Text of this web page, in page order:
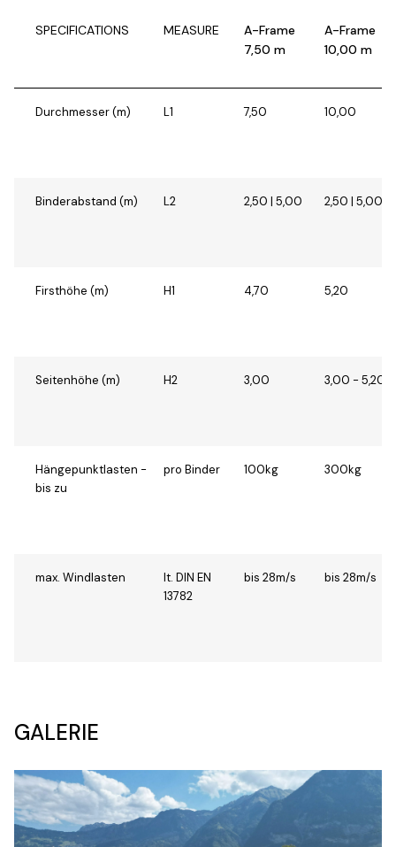
SPECIFICATIONS MEASURE
A-Frame
7,50 m
A-Frame
10,00 m
Durchmesser (m) L1 7,50 10,00
Binderabstand (m) L2 2,50 | 5,00 2,50 | 5,00
Firsthöhe (m) H1 4,70 5,20
Seitenhöhe (m) H2 3,00 3,00 - 5,20
Hängepunktlasten -
bis zu
pro Binder 100kg 300kg
max. Windlasten
lt. DIN EN
13782
bis 28m/s bis 28m/s
GALERIE